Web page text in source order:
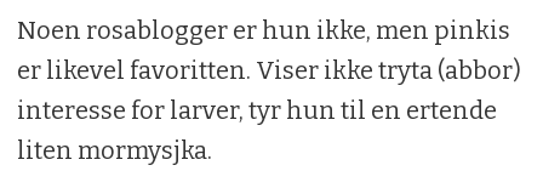
Noen rosablogger er hun ikke, men pinkis
er likevel favoritten. Viser ikke tryta (abbor)
interesse for larver, tyr hun til en ertende
liten mormysjka.